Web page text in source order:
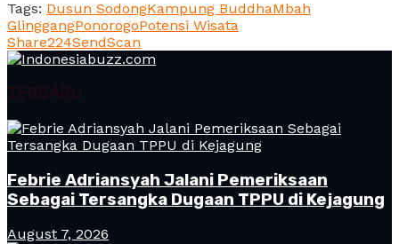
Tags: Dusun SodongKampung BuddhaMbah
GlinggangPonorogoPotensi Wisata
Share224SendScan
TERBARU
Febrie Adriansyah Jalani Pemeriksaan
Sebagai Tersangka Dugaan TPPU di Kejagung
August 7, 2026